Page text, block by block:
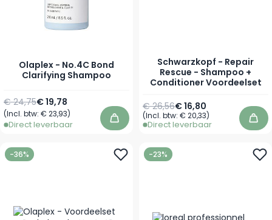
Olaplex - No.4C Bond
Clarifying Shampoo
Vanaf
€ 19,78
Normale prijs
€ 24,75
(Incl. btw: € 23,93)
Direct leverbaar In winkelwagen
Schwarzkopf - Repair
Rescue - Shampoo +
Conditioner Voordeelset
€ 16,80
€ 26,56
(Incl. btw: € 20,33)
Direct leverbaar In
-36% -23%